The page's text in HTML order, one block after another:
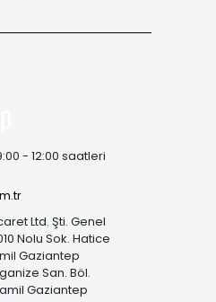
- 12:00 saatleri
Ltd. Şti. Genel
Nolu Sok. Hatice
Gaziantep
San. Böl.
Gaziantep